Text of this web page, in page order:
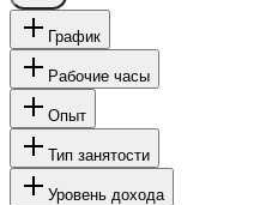
График
Рабочие часы
Опыт
Тип занятости
Уровень дохода